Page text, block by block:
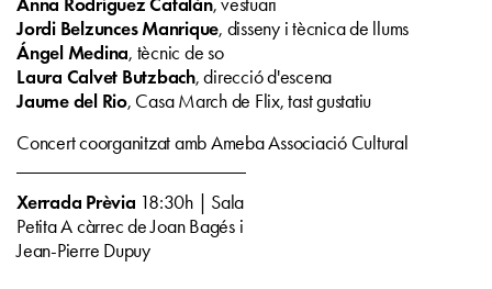
, vestuari
Jordi Belzunces Manrique, disseny i tècnica de llums
Ángel Medina, tècnic de so
Laura Calvet Butzbach, direcció d'escena
Jaume del Rio, Casa March de Flix, tast gustatiu
Concert coorganitzat amb Ameba Associació Cultural
Xerrada Prèvia 18:30h | Sala
Petita A càrrec de Joan Bagés i
Jean-Pierre Dupuy